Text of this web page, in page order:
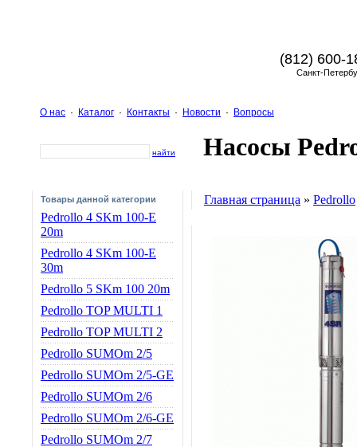
(812) 600-
Санкт-
О нас · Каталог · Контакты · Новости · Вопросы
найти Насосы
Товары данной категории
Pedrollo 4 SKm 100-E
20m
Pedrollo 4 SKm 100-E
30m
Pedrollo 5 SKm 100 20m
Pedrollo TOP MULTI 1
Pedrollo TOP MULTI 2
Pedrollo SUMOm 2/5
Pedrollo SUMOm 2/5-GE
Pedrollo SUMOm 2/6
Pedrollo SUMOm 2/6-GE
Pedrollo SUMOm 2/7
Главная страница » Pedrollo